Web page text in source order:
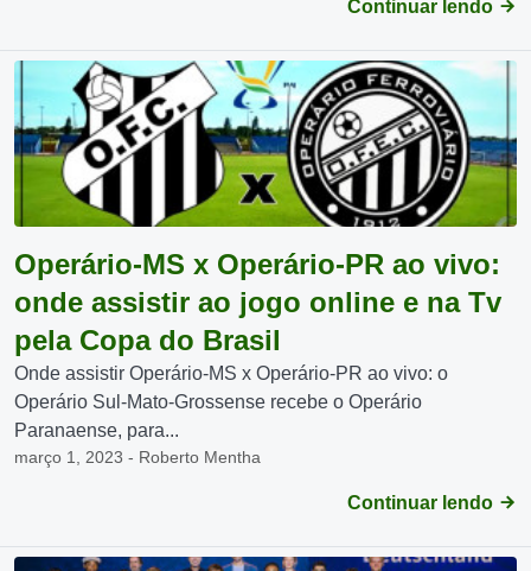
Continuar lendo
Operário-MS x Operário-PR ao vivo:
onde assistir ao jogo online e na Tv
pela Copa do Brasil
Onde assistir Operário-MS x Operário-PR ao vivo: o
Operário Sul-Mato-Grossense recebe o Operário
Paranaense, para...
março 1, 2023 - Roberto Mentha
Continuar lendo